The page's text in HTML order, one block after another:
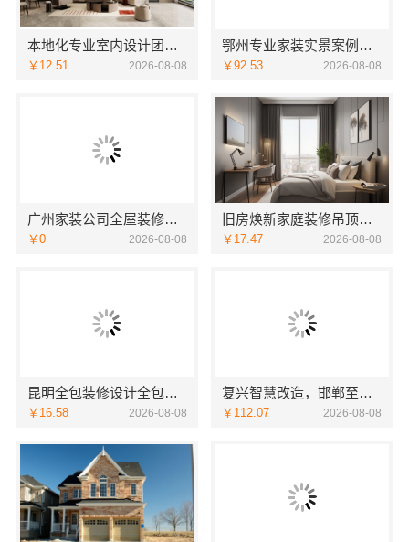
本地化专业室内设计团队省心，嘉兴绿色之家建材科技全程托管
￥12.51 2026-08-08
鄂州专业家装实景案例，湖北百年米莱空间美学装饰材料有限公司
￥92.53 2026-08-08
广州家装公司全屋装修选精匠饰家，全铝家居环保零甲醛
￥0 2026-08-08
旧房焕新家庭装修吊顶造型，海南万赢饰家新型建筑材料有限公司美学设计
￥17.47 2026-08-08
昆明全包装修设计全包价格，云南至高新型建材有限公司
￥16.58 2026-08-08
复兴智慧改造，邯郸至臻全宅新材料有限公司赋能居住新体验
￥112.07 2026-08-08